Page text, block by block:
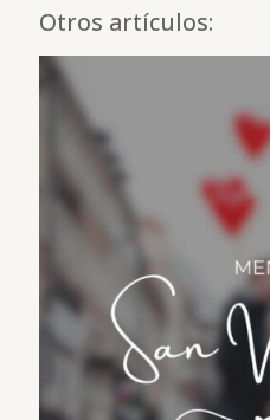
Otros artículos: